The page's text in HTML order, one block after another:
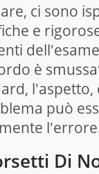
ci sono
e
è
può
Di